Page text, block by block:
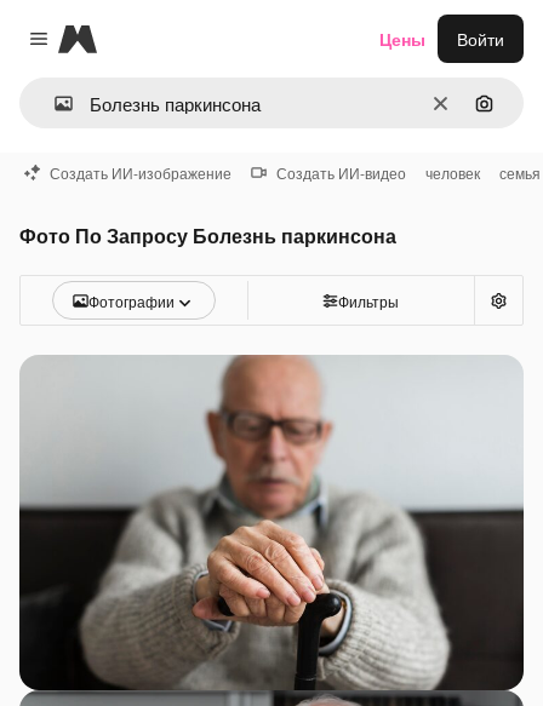
Close menu
Magnific
ОчиститьПоиск
Цены Войти
Создать ИИ-изображение Создать ИИ-видео человек семья
Фото По Запросу Болезнь паркинсона
Фотографии Фильтры